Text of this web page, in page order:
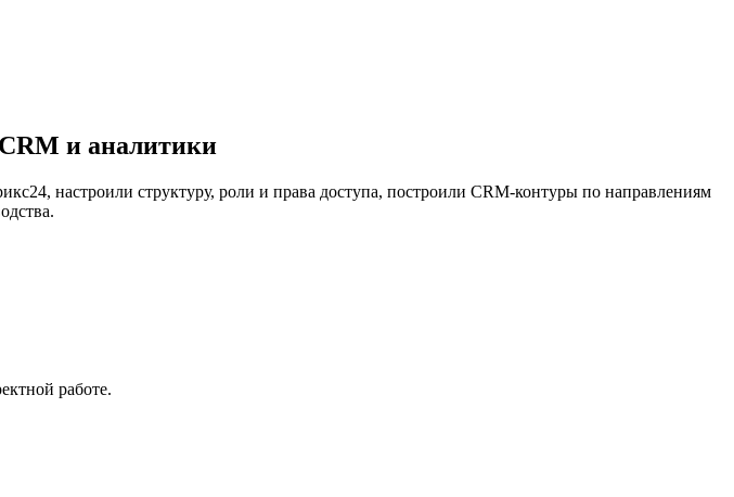
и аналитики
настроили структуру, роли и права доступа, построили CRM-контуры по направлениям
работе.